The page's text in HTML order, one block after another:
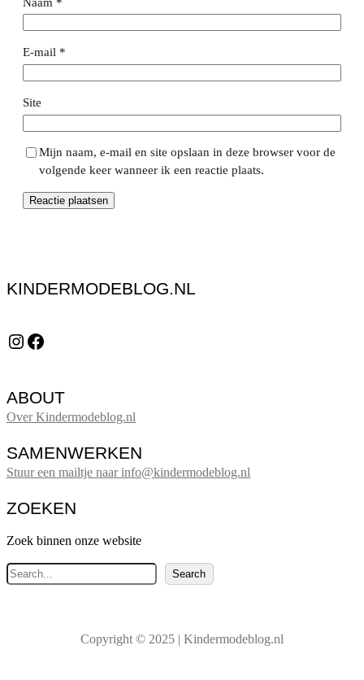
E-mail *
Site
Mijn naam, e-mail en site opslaan in deze browser voor de
volgende keer wanneer ik een reactie plaats.
KINDERMODEBLOG.NL
Instagram Facebook
ABOUT
Over Kindermodeblog.nl
SAMENWERKEN
Stuur een mailtje naar info@kindermodeblog.nl
ZOEKEN
Zoek binnen onze website
Z
o
Search
Copyright © 2025 | Kindermodeblog.nl